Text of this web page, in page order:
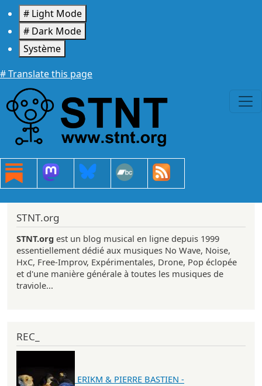
Aller au contenu principal
# Light Mode
# Dark Mode
Système
# Translate this page
STNT.org
STNT.org est un blog musical en ligne depuis 1999
essentiellement dédié aux musiques No Wave, Noise,
HxC, Free-Improv, Expérimentales, Drone, Pop éclopée
et d'une manière générale à toutes les musiques de
traviole...
REC_
ERIKM & PIERRE BASTIEN -